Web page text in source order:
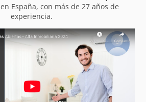
en España, con más de 27 años de
experiencia.